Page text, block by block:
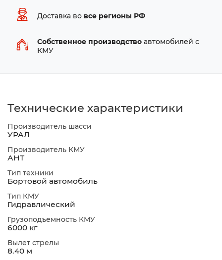
Доставка во все регионы РФ
Собственное производство автомобилей с
КМУ
Технические характеристики
Производитель шасси
УРАЛ
Производитель КМУ
АНТ
Тип техники
Бортовой автомобиль
Тип КМУ
Гидравлический
Грузоподъемность КМУ
6000 кг
Вылет стрелы
8.40 м